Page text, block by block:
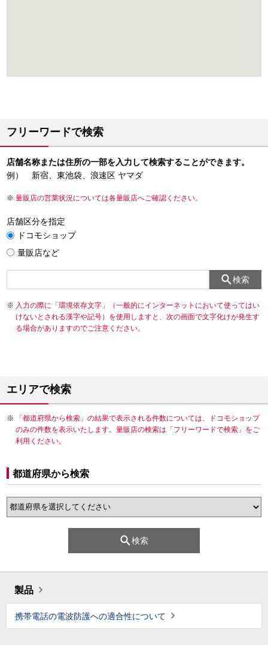
フリーワードで検索
店舗名称または住所の一部を入力して検索することができます。
例） 新宿、東池袋、浪速区 ヤマダ
量販店の営業状況については各量販店へご確認ください。
店舗区分を指定
ドコモショップ
量販店など
検索
入力の際に「環境依存文字」（一般的にインターネットにおいて使ってはい
けないとされる漢字や記号）を使用しますと、次の画面で文字化けが発生す
る場合がありますのでご注意ください。
エリアで検索
「都道府県から検索」の結果で表示される件数については、ドコモショップ
のみの件数を表示いたします。量販店の検索は「フリーワードで検索」をご
利用ください。
都道府県から検索
検索
製品
携帯電話の電波防護への適合性について